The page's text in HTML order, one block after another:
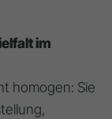
im
homogen: Sie